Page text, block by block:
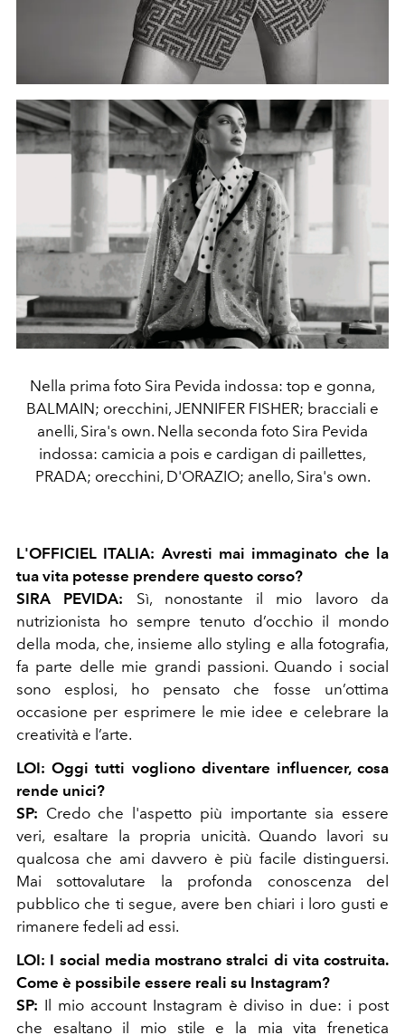
Nella prima foto Sira Pevida indossa: top e gonna,
BALMAIN; orecchini, JENNIFER FISHER; bracciali e
anelli, Sira's own. Nella seconda foto Sira Pevida
indossa: camicia a pois e cardigan di paillettes,
PRADA; orecchini, D'ORAZIO; anello, Sira's own.
L'OFFICIEL ITALIA: Avresti mai immaginato che la
tua vita potesse prendere questo corso?
SIRA PEVIDA: Sì, nonostante il mio lavoro da
nutrizionista ho sempre tenuto d’occhio il mondo
della moda, che, insieme allo styling e alla fotografia,
fa parte delle mie grandi passioni. Quando i social
sono esplosi, ho pensato che fosse un’ottima
occasione per esprimere le mie idee e celebrare la
creatività e l’arte.
LOI: Oggi tutti vogliono diventare influencer, cosa
rende unici?
SP: Credo che l'aspetto più importante sia essere
veri, esaltare la propria unicità. Quando lavori su
qualcosa che ami davvero è più facile distinguersi.
Mai sottovalutare la profonda conoscenza del
pubblico che ti segue, avere ben chiari i loro gusti e
rimanere fedeli ad essi.
LOI: I social media mostrano stralci di vita costruita.
Come è possibile essere reali su Instagram?
SP: Il mio account Instagram è diviso in due: i post
che esaltano il mio stile e la mia vita frenetica